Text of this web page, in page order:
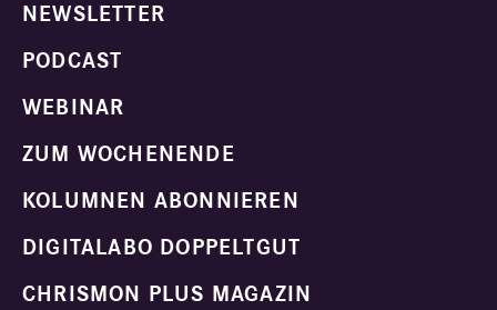
NEWSLETTER
PODCAST
WEBINAR
ZUM WOCHENENDE
KOLUMNEN ABONNIEREN
DIGITALABO DOPPELTGUT
CHRISMON PLUS MAGAZIN